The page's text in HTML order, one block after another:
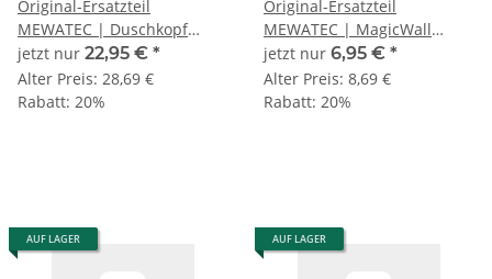
Original-Ersatzteil
MEWATEC | Duschkopf
EasyUp 2.0
jetzt nur 22,95 € *
Alter Preis: 28,69 €
Rabatt: 20%
Original-Ersatzteil
MEWATEC | MagicWall
Pneumatik-Schlauchsatz
jetzt nur 6,95 € *
Alter Preis: 8,69 €
Rabatt: 20%
AUF LAGER AUF LAGER